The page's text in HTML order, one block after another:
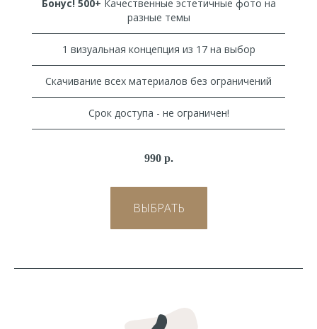
Бонус! 500+ Качественные эстетичные фото на
разные темы
1 визуальная концепция из 17 на выбор
Скачивание всех материалов без ограничений
Срок доступа - не ограничен!
990 р.
ВЫБРАТЬ